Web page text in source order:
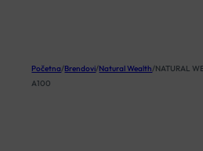
Početna/Brendovi/Natural Wealth/NATURAL
A100